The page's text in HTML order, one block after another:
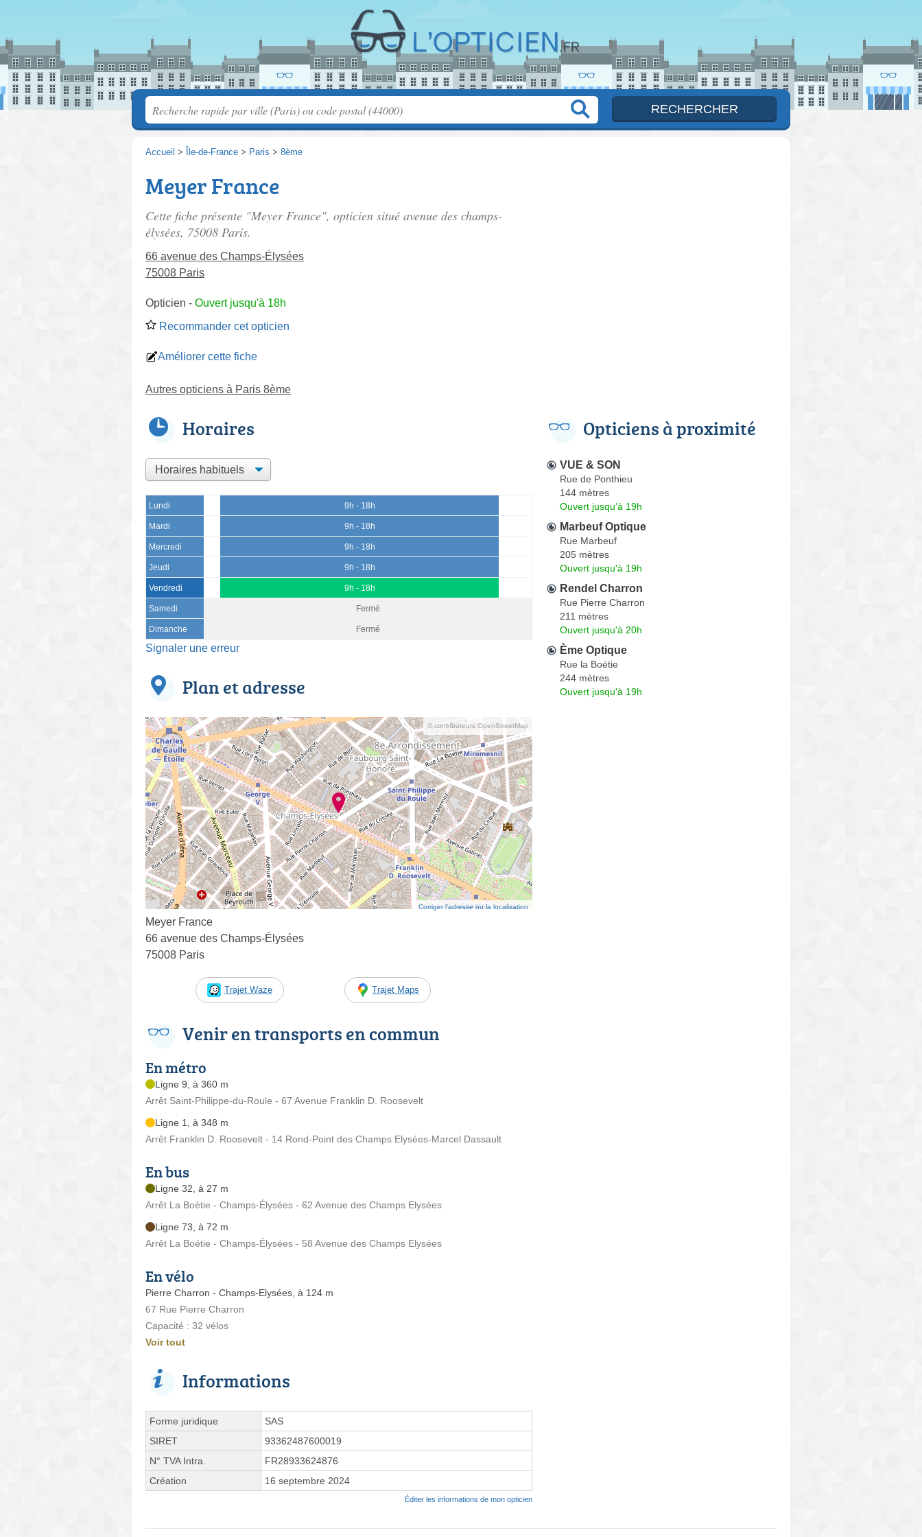
Accueil > Île-de-France > Paris > 8ème
Meyer France
Cette fiche présente "Meyer France", opticien situé avenue des champs-
élysées, 75008 Paris.
66 avenue des Champs-Élysées
75008 Paris
Opticien - Ouvert jusqu'à 18h
Recommander cet opticien
Améliorer cette fiche
Autres opticiens à Paris 8ème
Horaires
Lundi 9h - 18h
Mardi 9h - 18h
Mercredi 9h - 18h
Jeudi 9h - 18h
Vendredi 9h - 18h
Samedi Fermé
Dimanche Fermé
Signaler une erreur
Plan et adresse
© contributeurs OpenStreetMap
Corriger l’adresse ou la localisation
Meyer France
66 avenue des Champs-Élysées
75008 Paris
Trajet Waze Trajet Maps
Venir en transports en commun
En métro
Ligne 9, à 360 m
Arrêt Saint-Philippe-du-Roule - 67 Avenue Franklin D. Roosevelt
Ligne 1, à 348 m
Arrêt Franklin D. Roosevelt - 14 Rond-Point des Champs Elysées-Marcel Dassault
En bus
Ligne 32, à 27 m
Arrêt La Boétie - Champs-Élysées - 62 Avenue des Champs Elysées
Ligne 73, à 72 m
Arrêt La Boétie - Champs-Élysées - 58 Avenue des Champs Elysées
En vélo
Pierre Charron - Champs-Elysées, à 124 m
67 Rue Pierre Charron
Capacité : 32 vélos
Voir tout
Informations
Forme juridique
SAS
SIRET
93362487600019
N° TVA Intra.
FR28933624876
Création
16 septembre 2024
Éditer les informations de mon opticien
Opticiens à proximité
VUE & SON
Rue de Ponthieu
144 mètres
Ouvert jusqu'à 19h
Marbeuf Optique
Rue Marbeuf
205 mètres
Ouvert jusqu'à 19h
Rendel Charron
Rue Pierre Charron
211 mètres
Ouvert jusqu'à 20h
Ème Optique
Rue la Boétie
244 mètres
Ouvert jusqu'à 19h